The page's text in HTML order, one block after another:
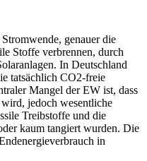
genauer die
Stoffe verbrennen, durch
In Deutschland
tatsächlich CO2-freie
Mangel der EW ist, dass
jedoch wesentliche
Treibstoffe und die
kaum tangiert wurden. Die
in